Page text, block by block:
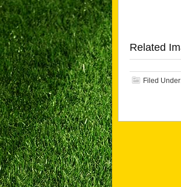
Related
Filed